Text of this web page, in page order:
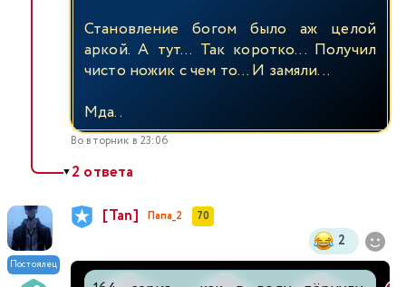
Становление богом было аж целой
аркой. А тут... Так коротко... Получил
чисто ножик с чем то... И замяли...
Мда..
Во вторник в 23:06
▼2 ответа
Постоялец
[Tan] Папа_2 70
2